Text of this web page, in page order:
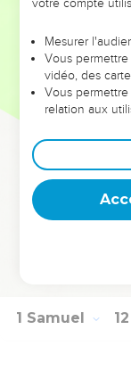
un tel jour, car
Israël. »
Ensuite,
Guilgal pour y
Tout le peuple
sanctuaire, Saül
sacrifices de
habitants d’Israël
© Société biblique
1 Samuel 12
votre compte
Mesurer
Vous
vidéo, des
Vous
relation aux